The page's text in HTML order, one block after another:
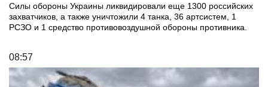
Силы обороны Украины ликвидировали еще 1300 российских
захватчиков, а также уничтожили 4 танка, 36 артсистем, 1
РСЗО и 1 средство противовоздушной обороны противника.
08:57